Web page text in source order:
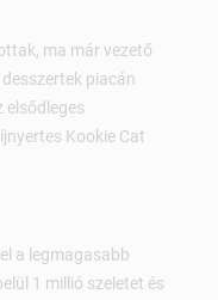
ma már vezető
piacán
elsődleges
Kookie Cat
a legmagasabb
1 millió szeletet és